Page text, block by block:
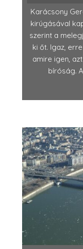
Karácsony
kirúgásával
szerint a
ki őt. Igaz,
amire igen,
bíróság.